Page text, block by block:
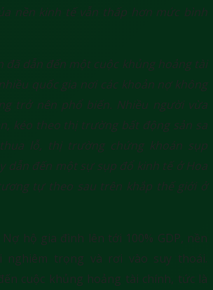
nền kinh tế vẫn thấp hơn mức bình
đã dẫn đến một cuộc khủng hoảng tài
quốc gia nơi các khoản nợ không
trở nên phổ biến. Nhiều người vừa
kéo theo thị trường bất động sản sa
lỗ, thị trường chứng khoán sụp
dẫn đến một sự sụp đổ kinh tế ở Hoa
tự theo sau trên khắp thế giới ở
hộ gia đình lên tới 100% GDP, nền
nghiêm trọng và rơi vào suy thoái.
cuộc khủng hoảng tài chính, tức là